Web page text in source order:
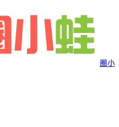
圈小